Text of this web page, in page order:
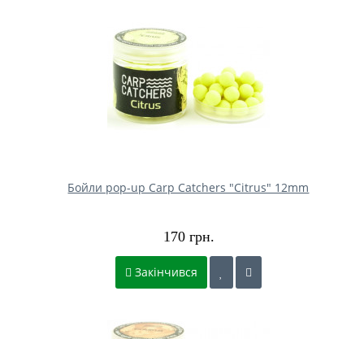
Бойли pop-up Carp Catchers "Citrus" 12mm
170 грн.
Закінчився